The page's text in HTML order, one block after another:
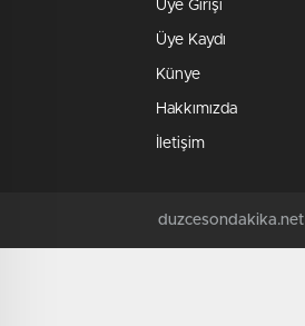
Üye Girişi
Üye Kaydı
Künye
Hakkımızda
İletişim
duzcesondakika.net